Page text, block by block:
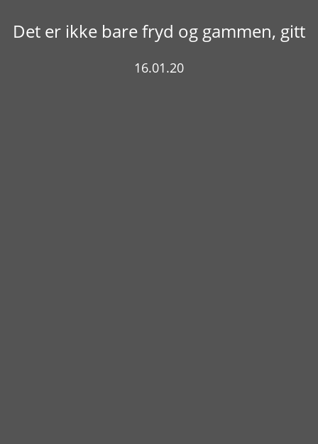
Det er ikke bare fryd og gammen, gitt
16.01.20